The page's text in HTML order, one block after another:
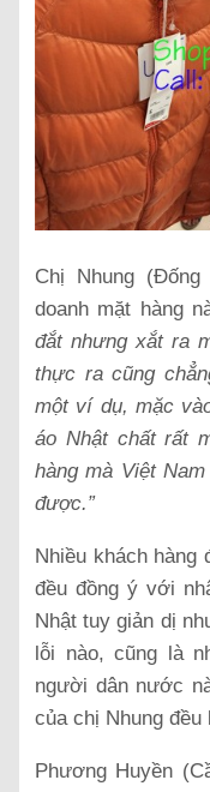
Chị Nhung
doanh mặt hàng
đắt nhưng xắt ra
thực ra cũng
một ví dụ, mặc
áo Nhật chất rất
hàng mà Việt
được.”
Nhiều khách hàng
đều đồng ý với
Nhật tuy giản dị
lỗi nào, cũng là
người dân nước
của chị Nhung đều
Phương Huyền